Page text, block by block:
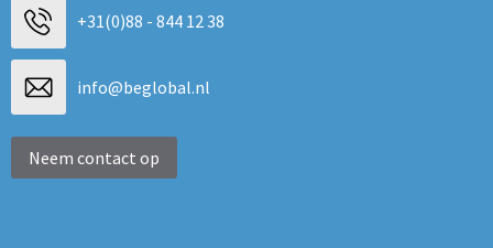
+31(0)88 - 844 12 38
info@beglobal.nl
Neem contact op